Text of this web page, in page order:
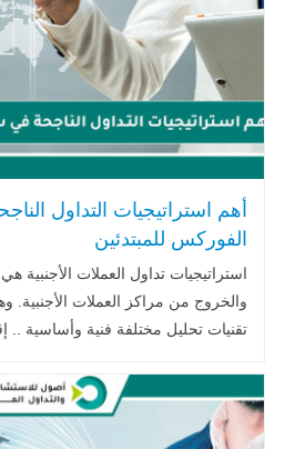
أهم استراتيجيات التداول
الفوركس للمبتدئين
استراتيجيات تداول العملات الأجنبية
والخروج من مراكز العملات الأجنبية.
تقنيات تحليل مختلفة فنية وأساسية ..